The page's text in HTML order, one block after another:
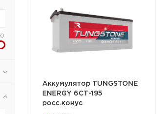
Аккумулятор TUNGSTONE
ENERGY 6СТ-195
росс.конус